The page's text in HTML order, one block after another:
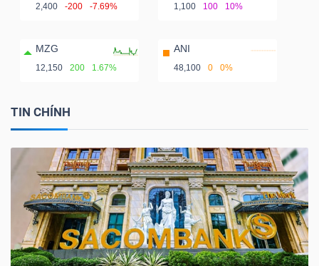
2,400 -200 -7.69% 1,100 100 10%
MZG
12,150 200 1.67%
ANI
48,100 0 0%
TIN CHÍNH